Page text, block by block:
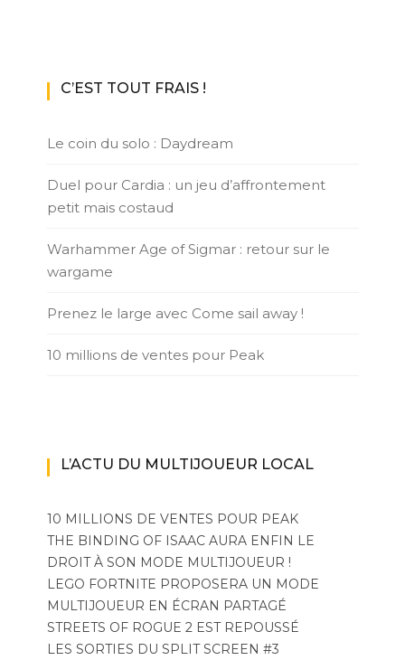
C’EST TOUT FRAIS !
Le coin du solo : Daydream
Duel pour Cardia : un jeu d’affrontement
petit mais costaud
Warhammer Age of Sigmar : retour sur le
wargame
Prenez le large avec Come sail away !
10 millions de ventes pour Peak
L’ACTU DU MULTIJOUEUR LOCAL
10 MILLIONS DE VENTES POUR PEAK
THE BINDING OF ISAAC AURA ENFIN LE
DROIT À SON MODE MULTIJOUEUR !
LEGO FORTNITE PROPOSERA UN MODE
MULTIJOUEUR EN ÉCRAN PARTAGÉ
STREETS OF ROGUE 2 EST REPOUSSÉ
LES SORTIES DU SPLIT SCREEN #3